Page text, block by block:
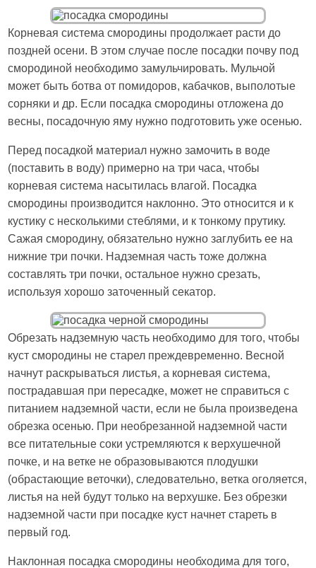
Корневая система смородины продолжает расти до
поздней осени. В этом случае после посадки почву под
смородиной необходимо замульчировать. Мульчой
может быть ботва от помидоров, кабачков, выполотые
сорняки и др. Если посадка смородины отложена до
весны, посадочную яму нужно подготовить уже осенью.
Перед посадкой материал нужно замочить в воде
(поставить в воду) примерно на три часа, чтобы
корневая система насытилась влагой. Посадка
смородины производится наклонно. Это относится и к
кустику с несколькими стеблями, и к тонкому прутику.
Сажая смородину, обязательно нужно заглубить ее на
нижние три почки. Надземная часть тоже должна
составлять три почки, остальное нужно срезать,
используя хорошо заточенный секатор.
Обрезать надземную часть необходимо для того, чтобы
куст смородины не старел преждевременно. Весной
начнут раскрываться листья, а корневая система,
пострадавшая при пересадке, может не справиться с
питанием надземной части, если не была произведена
обрезка осенью. При необрезанной надземной части
все питательные соки устремляются к верхушечной
почке, и на ветке не образовываются плодушки
(обрастающие веточки), следовательно, ветка оголяется,
листья на ней будут только на верхушке. Без обрезки
надземной части при посадке куст начнет стареть в
первый год.
Наклонная посадка смородины необходима для того,